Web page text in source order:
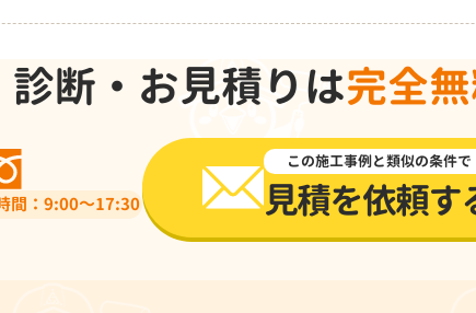
断・お見積りは完全
間：9:00～17:30
この施工事例と類似の条件で
見積を依頼す